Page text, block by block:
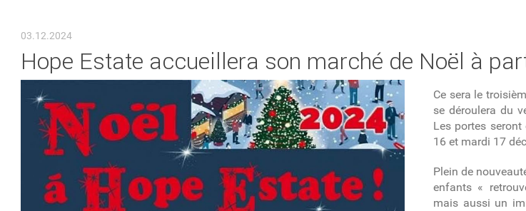
03.12.2024
Hope Estate accueillera son marché de Noël à
Ce sera le
se déroulera du
Les portes
16 et mardi 17
Plein de
enfants «
mais aussi un